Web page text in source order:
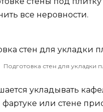
все неровности.
Подготовка стен для укладки
укладывать
или стене